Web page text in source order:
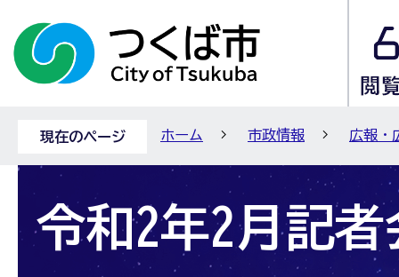
現在のページ ホーム 市政情報 広報・
令和2年2月記